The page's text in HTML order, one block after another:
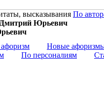
По
Юрьевич
Новые
По персоналиям